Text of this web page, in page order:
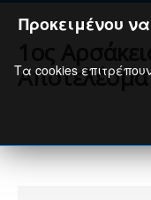
Προκειμένου
Τα cookies